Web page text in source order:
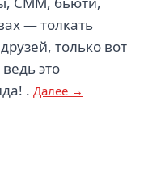
— толкать
только вот
это
. Далее →